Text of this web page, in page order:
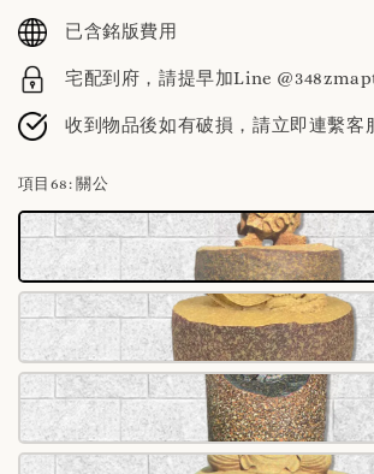
price
已含銘版費用
宅配到府，請提早加Line
收到物品後如有破損，請立即連繫客
項目68 : 關公